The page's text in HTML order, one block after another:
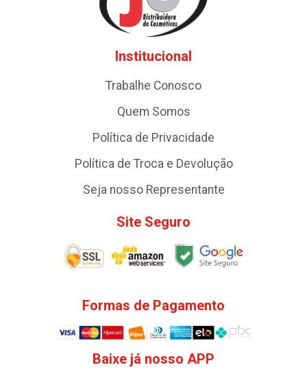
Institucional
Trabalhe Conosco
Quem Somos
Política de Privacidade
Política de Troca e Devolução
Seja nosso Representante
Site Seguro
Formas de Pagamento
Baixe já nosso APP